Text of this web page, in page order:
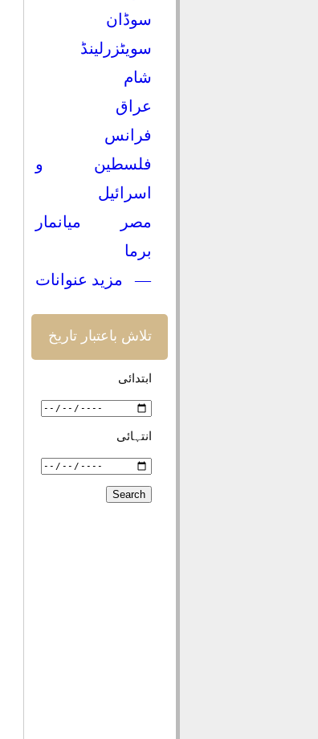
سوڈان
سویٹزرلینڈ
شام
عراق
فرانس
فلسطین و
اسرائیل
مصر
میانمار
برما
— مزید عنوانات
تلاش باعتبار تاریخ
ابتدائی
انتہائی